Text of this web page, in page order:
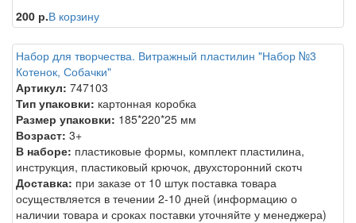
200 р.В корзину
Набор для творчества. Витражный пластилин "Набор №3
Котенок, Собачки"
Артикул: 747103
Тип упаковки: картонная коробка
Размер упаковки: 185*220*25 мм
Возраст: 3+
В наборе: пластиковые формы, комплект пластилина,
инструкция, пластиковый крючок, двухсторонний скотч
Доставка: при заказе от 10 штук поставка товара
осуществляется в течении 2-10 дней (информацию о
наличии товара и сроках поставки уточняйте у менеджера)